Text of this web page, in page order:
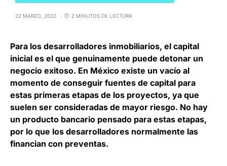
22 MARZO, 2022 2 MINUTOS DE LECTURA
Para los desarrolladores inmobiliarios, el capital
inicial es el que genuinamente puede detonar un
negocio exitoso. En México existe un vacío al
momento de conseguir fuentes de capital para
estas primeras etapas de los proyectos, ya que
suelen ser consideradas de mayor riesgo. No hay
un producto bancario pensado para estas etapas,
por lo que los desarrolladores normalmente las
financian con preventas.